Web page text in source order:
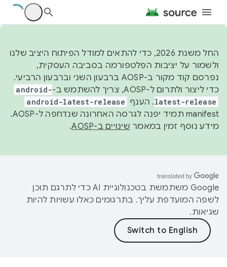
החל משנת 2026, כדי להתאים למודל הפיתוח היציב שלנו
ולשמור על יציבות הפלטפורמה בסביבה העסקית,
נפרסם קוד מקור ב-AOSP ברבעון השני וברבעון הרביעי.
כדי ליצור ולתרום ל-AOSP, צריך להשתמש ב-
android-
latest-release. הענף android-latest-release
manifest תמיד יפנה לגרסה האחרונה שנדחפה ל-AOSP.
מידע נוסף זמין במאמר שינויים ב-AOSP .
‫Google משתמשת בטכנולוגיית AI כדי לתרגם תוכן
לשפה המועדפת עליך. בתרגומים כאלו עשויות להיות
שגיאות.